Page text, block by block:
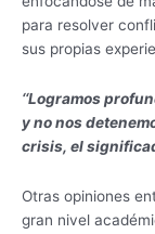
para resolver
sus propias
‘‘Logramos
y no nos
crisis, el
Otras opiniones
gran nivel